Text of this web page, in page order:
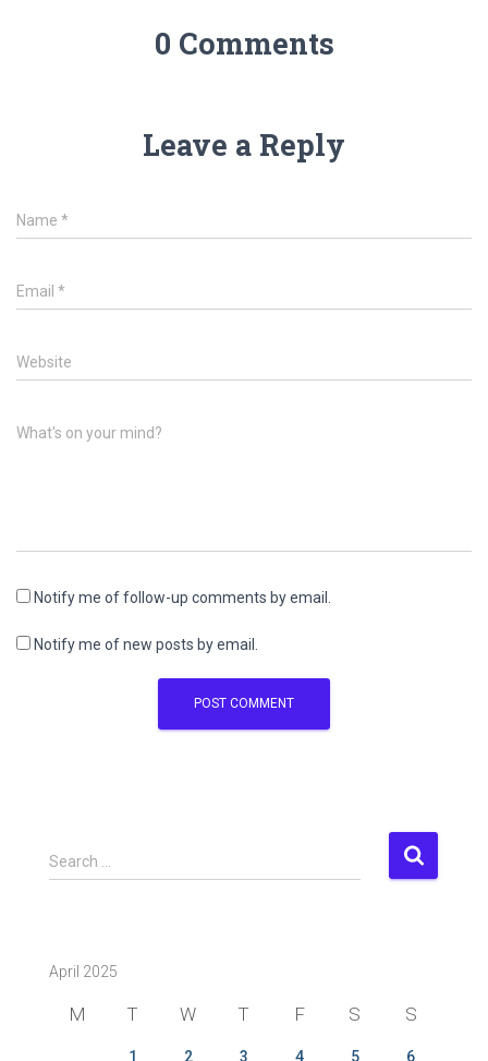
0 Comments
Leave a Reply
Name *
Email *
Website
What's on your mind?
Notify me of follow-up comments by email.
Notify me of new posts by email.
S
e
h
Search …
April 2025
M T W T F S S
1 2 3 4 5 6